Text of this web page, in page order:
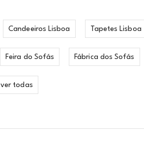
Candeeiros Lisboa Tapetes Lisboa
Feira do Sofás Fábrica dos Sofás
ver todas